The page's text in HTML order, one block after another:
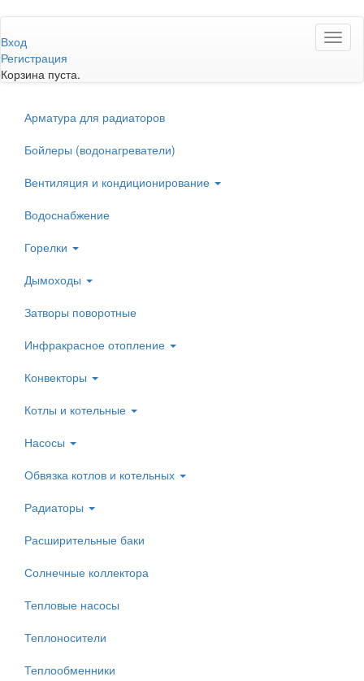
к
основному
содержанию
Вход
Регистрация
Корзина пуста.
Арматура для радиаторов
Бойлеры (водонагреватели)
Вентиляция и кондиционирование
Водоснабжение
Горелки
Дымоходы
Затворы поворотные
Инфракрасное отопление
Конвекторы
Котлы и котельные
Насосы
Обвязка котлов и котельных
Радиаторы
Расширительные баки
Солнечные коллектора
Тепловые насосы
Теплоносители
Теплообменники